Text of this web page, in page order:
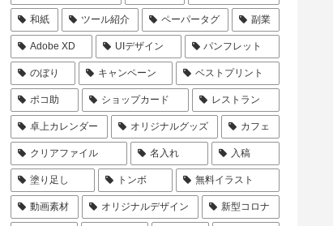
和紙 ツール紹介 ペーパータグ 副業
Adobe XD UIデザイン パンフレット
のぼり キャンペーン ベストプリント
ポコ助 ショップカード レストラン
卓上カレンダー オリジナルグッズ カフェ
クリアファイル 名入れ 入稿
塗り足し トンボ 無料イラスト
動画素材 オリジナルデザイン 新型コロナ